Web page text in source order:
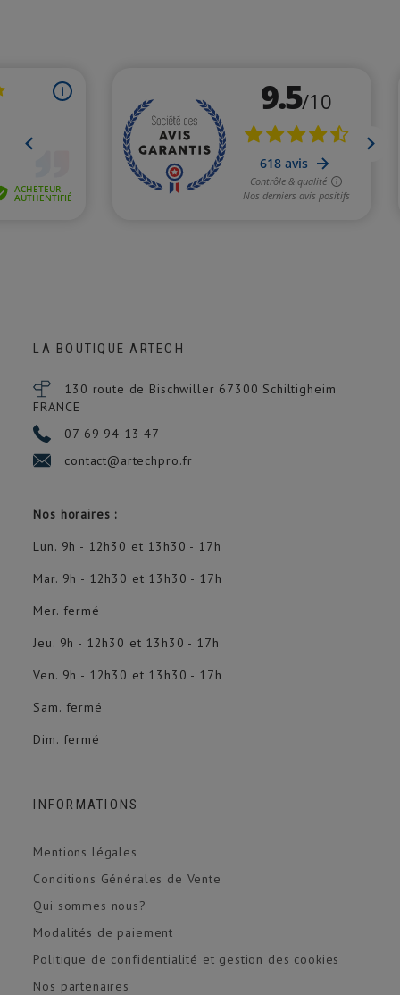
LA BOUTIQUE ARTECH
130 route de Bischwiller 67300 Schiltigheim
FRANCE
07 69 94 13 47
contact@artechpro.fr
Nos horaires :
Lun. 9h - 12h30 et 13h30 - 17h
Mar. 9h - 12h30 et 13h30 - 17h
Mer. fermé
Jeu. 9h - 12h30 et 13h30 - 17h
Ven. 9h - 12h30 et 13h30 - 17h
Sam. fermé
Dim. fermé
INFORMATIONS
Mentions légales
Conditions Générales de Vente
Qui sommes nous?
Modalités de paiement
Politique de confidentialité et gestion des cookies
Nos partenaires